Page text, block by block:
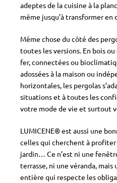
adeptes de la cuisine à la
même jusqu’à transformer en
Même chose du côté des
toutes les versions. En bois
fer, connectées ou
adossées à la maison ou
horizontales, les pergolas
situations et à toutes les
votre mode de vie et surtout
LUMICENE® est aussi une
celles qui cherchent à
jardin… Ce n’est ni une
terrasse, ni une véranda, mais
entière qui respecte les